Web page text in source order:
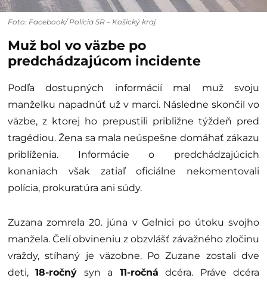
Foto: Facebook/ Polícia SR – Košický kraj
Muž bol vo väzbe po
predchádzajúcom incidente
Podľa dostupných informácií mal muž svoju
manželku napadnúť už v marci. Následne skončil vo
väzbe, z ktorej ho prepustili približne týždeň pred
tragédiou. Žena sa mala neúspešne domáhať zákazu
priblíženia. Informácie o predchádzajúcich
konaniach však zatiaľ oficiálne nekomentovali
polícia, prokuratúra ani súdy.
Zuzana zomrela 20. júna v Gelnici po útoku svojho
manžela. Čelí obvineniu z obzvlášť závažného zločinu
vraždy, stíhaný je väzobne. Po Zuzane zostali dve
deti,18-ročný syn a 11-ročná dcéra. Práve dcéra